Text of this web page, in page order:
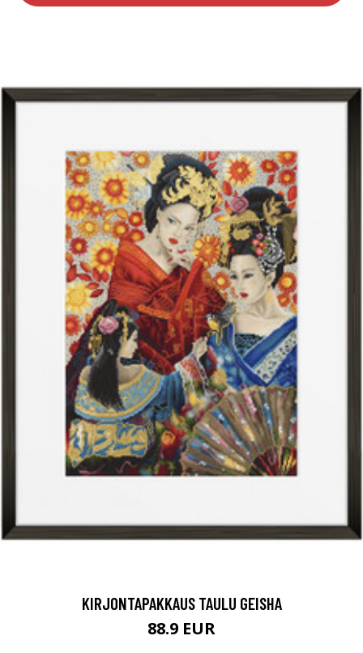
KIRJONTAPAKKAUS TAULU GEISHA
88.9 EUR